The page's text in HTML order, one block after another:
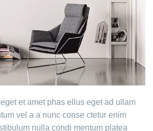
et amet phas ellus eget ad ullam
vel a a nunc conse ctetur enim
nulla condi mentum platea